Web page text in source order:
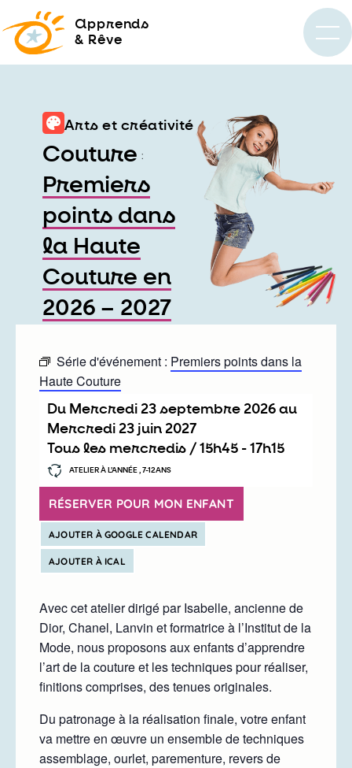
apprends
& Rêve
Arts et créativité
Couture :
Premiers
points dans
la Haute
Couture en
2026 – 2027
Série d'événement : Premiers points dans la
Haute Couture
Du mercredi 23 septembre 2026au
mercredi 23 juin 2027
Tous les mercredis / 15h45 - 17h15
ATELIER À L’ANNÉE , 7-12ANS
RÉSERVER POUR MON ENFANT
AJOUTER À GOOGLE CALENDAR
AJOUTER À ICAL
Avec cet atelier dirigé par Isabelle, ancienne de
Dior, Chanel, Lanvin et formatrice à l’Institut de la
Mode, nous proposons aux enfants d’apprendre
l’art de la couture et les techniques pour réaliser,
finitions comprises, des tenues originales.
Du patronage à la réalisation finale, votre enfant
va mettre en œuvre un ensemble de techniques
assemblage, ourlet, parementure, revers de